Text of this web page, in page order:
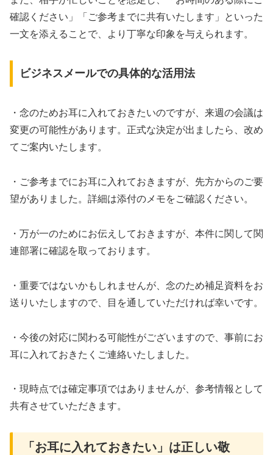
確認ください」「ご参考までに共有いたします」といった
一文を添えることで、より丁寧な印象を与えられます。
ビジネスメールでの具体的な活用法
・念のためお耳に入れておきたいのですが、来週の会議は
変更の可能性があります。正式な決定が出ましたら、改め
てご案内いたします。
・ご参考までにお耳に入れておきますが、先方からのご要
望がありました。詳細は添付のメモをご確認ください。
・万が一のためにお伝えしておきますが、本件に関して関
連部署に確認を取っております。
・重要ではないかもしれませんが、念のため補足資料をお
送りいたしますので、目を通していただければ幸いです。
・今後の対応に関わる可能性がございますので、事前にお
耳に入れておきたくご連絡いたしました。
・現時点では確定事項ではありませんが、参考情報として
共有させていただきます。
「お耳に入れておきたい」は正しい敬